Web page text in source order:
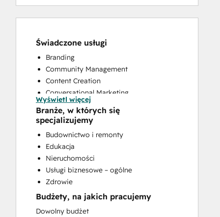
Świadczone usługi
Branding
Community Management
Content Creation
Conversational Marketing
CRM Implementation
CRM Migration
Custom API Integrations
Customer Marketing
Customer Success Training
Customer Support Training
Customer Survey and Analysis
Email Marketing
Full Inbound Marketing Services
Help Desk Implementation
Wyświetl więcej
Branże, w których się
specjalizujemy
Budownictwo i remonty
Edukacja
Nieruchomości
Usługi biznesowe – ogólne
Zdrowie
Budżety, na jakich pracujemy
Dowolny budżet